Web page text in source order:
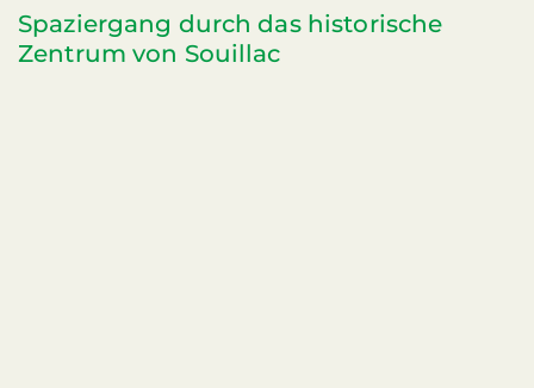
Spaziergang durch das historische
Zentrum von Souillac